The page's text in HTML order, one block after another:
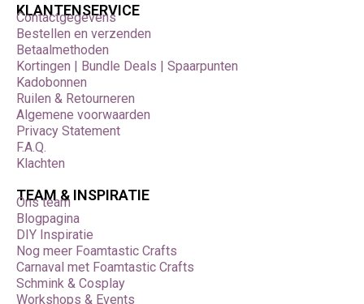
KLANTENSERVICE
Contactgegevens
Bestellen en verzenden
Betaalmethoden
Kortingen | Bundle Deals | Spaarpunten
Kadobonnen
Ruilen & Retourneren
Algemene voorwaarden
Privacy Statement
F.A.Q.
Klachten
TEAM & INSPIRATIE
Ons team
Blogpagina
DIY Inspiratie
Nog meer Foamtastic Crafts
Carnaval met Foamtastic Crafts
Schmink & Cosplay
Workshops & Events